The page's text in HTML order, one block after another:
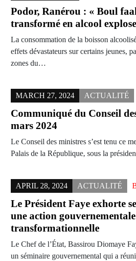
Podor, Ranérou : « Boul
transformé en alcool
La consommation de la boisson
effets dévastateurs sur certains jeunes,
zones du…
MARCH 27, 2024 ACTUALITÉ
Communiqué du Conseil
mars 2024
Le Conseil des ministres s’est tenu ce
Palais de la République, sous la
APRIL 28, 2024 ACTUALITÉ
Le Président Faye exhorte
une action
transformationnelle
Le Chef de l’État, Bassirou Diomaye
un séminaire gouvernemental qui a